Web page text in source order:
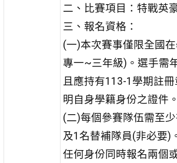
二、比賽項目：特戰英
三、報名資格：
(一)本次賽事僅限全國
專一~三年級)。選手需
且應持有113-1學期註
明自身學籍身份之證件。
(二)每個參賽隊伍需至
及1名替補隊員(非必要)
任何身份同時報名兩個